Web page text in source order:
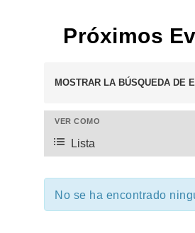
Próximos
búsqueda
vistas
de
Eventos
MOSTRAR LA BÚSQUEDA DE
Navegación
de
vistas
de
Evento
VER COMO
Lista
No se ha encontrado